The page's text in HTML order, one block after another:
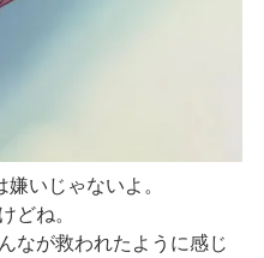
いじゃないよ。
どね。
なが救われたように感じ